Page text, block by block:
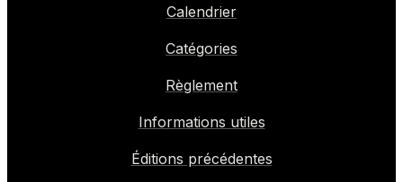
Calendrier
Catégories
Règlement
Informations utiles
Éditions précédentes